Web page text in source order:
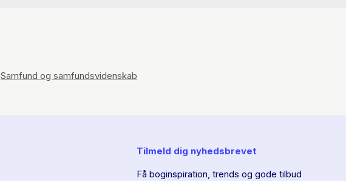
Samfund og samfundsvidenskab
Tilmeld dig nyhedsbrevet
Få boginspiration, trends og gode tilbud